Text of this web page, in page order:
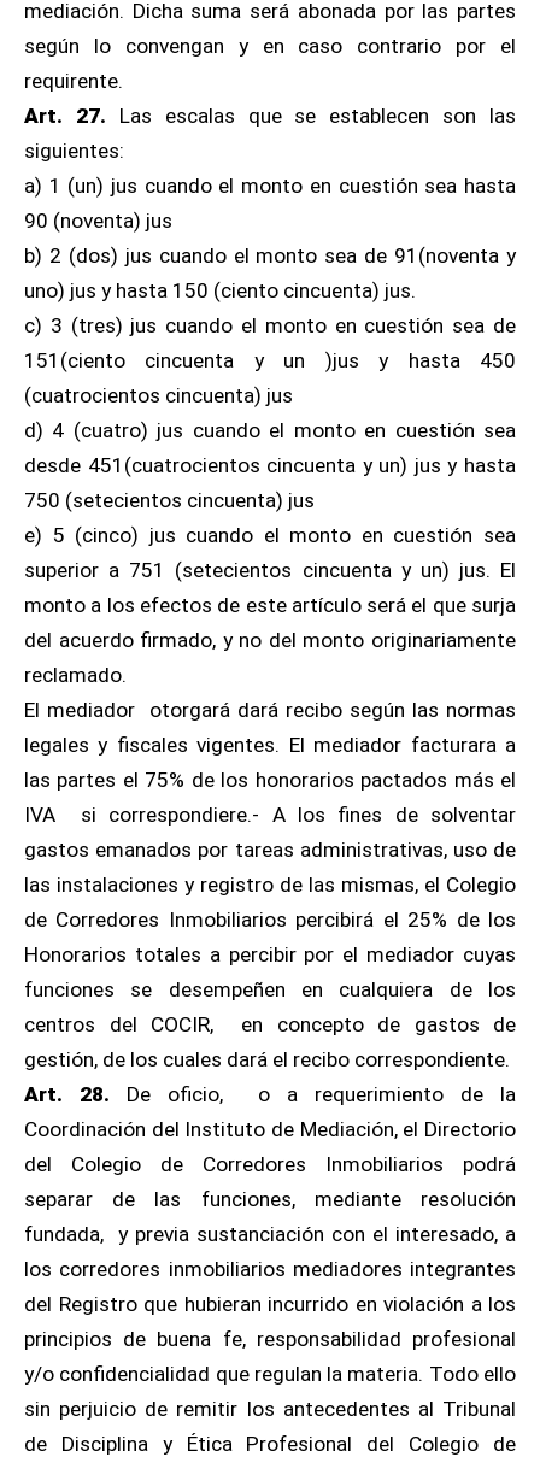
mediación. Dicha suma será abonada por las partes
según lo convengan y en caso contrario por el
requirente.
Art. 27. Las escalas que se establecen son las
siguientes:
a) 1 (un) jus cuando el monto en cuestión sea hasta
90 (noventa) jus
b) 2 (dos) jus cuando el monto sea de 91(noventa y
uno) jus y hasta 150 (ciento cincuenta) jus.
c) 3 (tres) jus cuando el monto en cuestión sea de
151(ciento cincuenta y un )jus y hasta 450
(cuatrocientos cincuenta) jus
d) 4 (cuatro) jus cuando el monto en cuestión sea
desde 451(cuatrocientos cincuenta y un) jus y hasta
750 (setecientos cincuenta) jus
e) 5 (cinco) jus cuando el monto en cuestión sea
superior a 751 (setecientos cincuenta y un) jus. El
monto a los efectos de este artículo será el que surja
del acuerdo firmado, y no del monto originariamente
reclamado.
El mediador otorgará dará recibo según las normas
legales y fiscales vigentes. El mediador facturara a
las partes el 75% de los honorarios pactados más el
IVA si correspondiere.- A los fines de solventar
gastos emanados por tareas administrativas, uso de
las instalaciones y registro de las mismas, el Colegio
de Corredores Inmobiliarios percibirá el 25% de los
Honorarios totales a percibir por el mediador cuyas
funciones se desempeñen en cualquiera de los
centros del COCIR, en concepto de gastos de
gestión, de los cuales dará el recibo correspondiente.
Art. 28. De oficio, o a requerimiento de la
Coordinación del Instituto de Mediación, el Directorio
del Colegio de Corredores Inmobiliarios podrá
separar de las funciones, mediante resolución
fundada, y previa sustanciación con el interesado, a
los corredores inmobiliarios mediadores integrantes
del Registro que hubieran incurrido en violación a los
principios de buena fe, responsabilidad profesional
y/o confidencialidad que regulan la materia. Todo ello
sin perjuicio de remitir los antecedentes al Tribunal
de Disciplina y Ética Profesional del Colegio de